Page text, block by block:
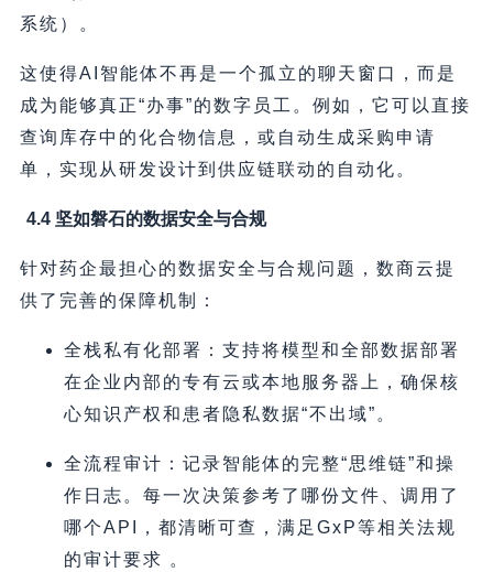
系统）。
这使得AI智能体不再是一个孤立的聊天窗口，而是
成为能够真正“办事”的数字员工。例如，它可以直接
查询库存中的化合物信息，或自动生成采购申请
单，实现从研发设计到供应链联动的自动化。
4.4 坚如磐石的数据安全与合规
针对药企最担心的数据安全与合规问题，数商云提
供了完善的保障机制：
全栈私有化部署：支持将模型和全部数据部署
在企业内部的专有云或本地服务器上，确保核
心知识产权和患者隐私数据“不出域”。
全流程审计：记录智能体的完整“思维链”和操
作日志。每一次决策参考了哪份文件、调用了
哪个API，都清晰可查，满足GxP等相关法规
的审计要求 。